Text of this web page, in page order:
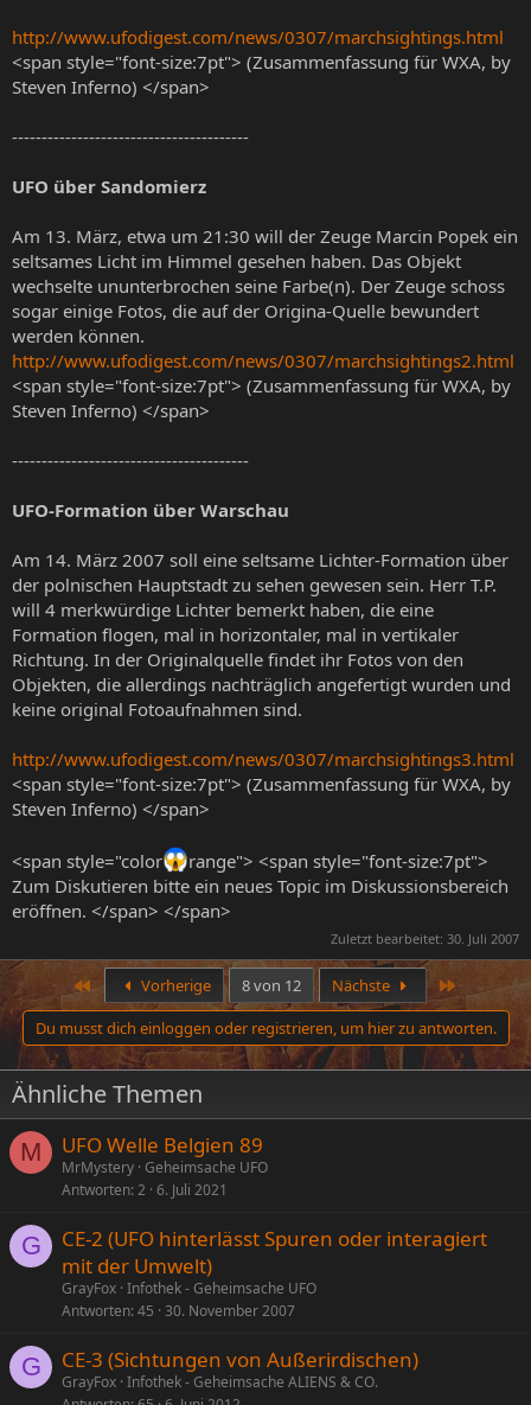
http://www.ufodigest.com/news/0307/marchsightings.html
<span style="font-size:7pt"> (Zusammenfassung für WXA, by
Steven Inferno) </span>
----------------------------------------
UFO über Sandomierz
Am 13. März, etwa um 21:30 will der Zeuge Marcin Popek ein
seltsames Licht im Himmel gesehen haben. Das Objekt
wechselte ununterbrochen seine Farbe(n). Der Zeuge schoss
sogar einige Fotos, die auf der Origina-Quelle bewundert
werden können.
http://www.ufodigest.com/news/0307/marchsightings2.html
<span style="font-size:7pt"> (Zusammenfassung für WXA, by
Steven Inferno) </span>
----------------------------------------
UFO-Formation über Warschau
Am 14. März 2007 soll eine seltsame Lichter-Formation über
der polnischen Hauptstadt zu sehen gewesen sein. Herr T.P.
will 4 merkwürdige Lichter bemerkt haben, die eine
Formation flogen, mal in horizontaler, mal in vertikaler
Richtung. In der Originalquelle findet ihr Fotos von den
Objekten, die allerdings nachträglich angefertigt wurden und
keine original Fotoaufnahmen sind.
http://www.ufodigest.com/news/0307/marchsightings3.html
<span style="font-size:7pt"> (Zusammenfassung für WXA, by
Steven Inferno) </span>
<span style="color
range"> <span style="font-size:7pt">
Zum Diskutieren bitte ein neues Topic im Diskussionsbereich
eröffnen. </span> </span>
Zuletzt bearbeitet: 30. Juli 2007
Erste Vorherige 8 von 12 Nächste Letzte
Du musst dich einloggen oder registrieren, um hier zu antworten.
Ähnliche Themen
M UFO Welle Belgien 89
MrMystery Geheimsache UFO
Antworten 2 6. Juli 2021
G
CE-2 (UFO hinterlässt Spuren oder interagiert
mit der Umwelt)
GrayFox Infothek - Geheimsache UFO
Antworten 45 30. November 2007
G CE-3 (Sichtungen von Außerirdischen)
GrayFox Infothek - Geheimsache ALIENS & CO.